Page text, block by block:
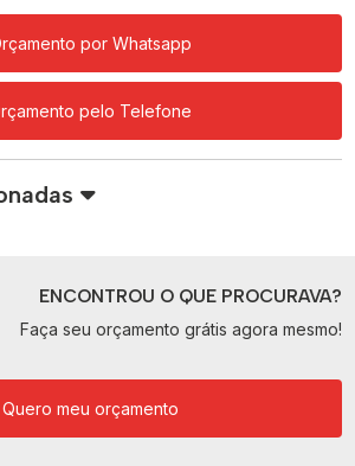
por Whatsapp
pelo Telefone
ENCONTROU O QUE PROCURAVA?
Faça seu orçamento grátis agora mesmo!
Quero meu orçamento